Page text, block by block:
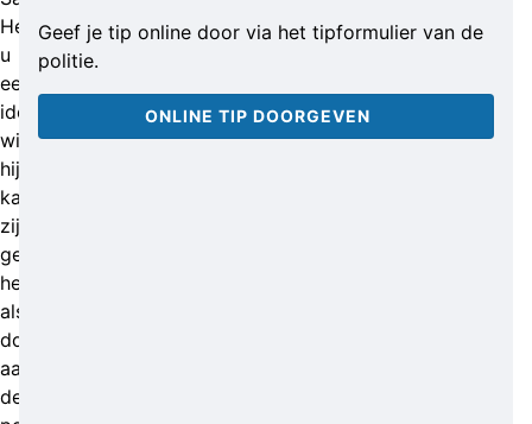
Heeft
u
een
idee
wie
hij
kan
zijn,
geef
het
alstublieft
door
aan
de
Geef je tip online door via het tipformulier van de
politie.
ONLINE TIP DOORGEVEN